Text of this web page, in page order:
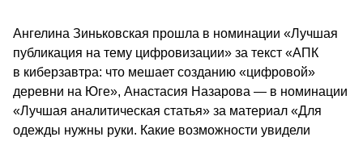
Ангелина Зиньковская прошла в номинации «Лучшая
публикация на тему цифровизации» за текст «АПК
в киберзавтра: что мешает созданию «цифровой»
деревни на Юге», Анастасия Назарова — в номинации
«Лучшая аналитическая статья» за материал «Для
одежды нужны руки. Какие возможности увидели